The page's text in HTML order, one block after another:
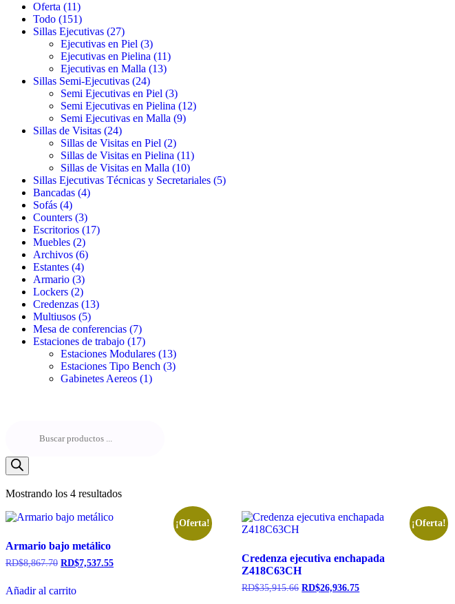
Oferta (11)
Todo (151)
Sillas Ejecutivas (27)
Ejecutivas en Piel (3)
Ejecutivas en Pielina (11)
Ejecutivas en Malla (13)
Sillas Semi-Ejecutivas (24)
Semi Ejecutivas en Piel (3)
Semi Ejecutivas en Pielina (12)
Semi Ejecutivas en Malla (9)
Sillas de Visitas (24)
Sillas de Visitas en Piel (2)
Sillas de Visitas en Pielina (11)
Sillas de Visitas en Malla (10)
Sillas Ejecutivas Técnicas y Secretariales (5)
Bancadas (4)
Sofás (4)
Counters (3)
Escritorios (17)
Muebles (2)
Archivos (6)
Estantes (4)
Armario (3)
Lockers (2)
Credenzas (13)
Multiusos (5)
Mesa de conferencias (7)
Estaciones de trabajo (17)
Estaciones Modulares (13)
Estaciones Tipo Bench (3)
Gabinetes Aereos (1)
Mostrando los 4 resultados
¡Oferta!
Armario bajo metálico
RD$8,867.70 RD$7,537.55
Añadir al carrito
¡Oferta!
Credenza ejecutiva enchapada
Z418C63CH
RD$35,915.66 RD$26,936.75